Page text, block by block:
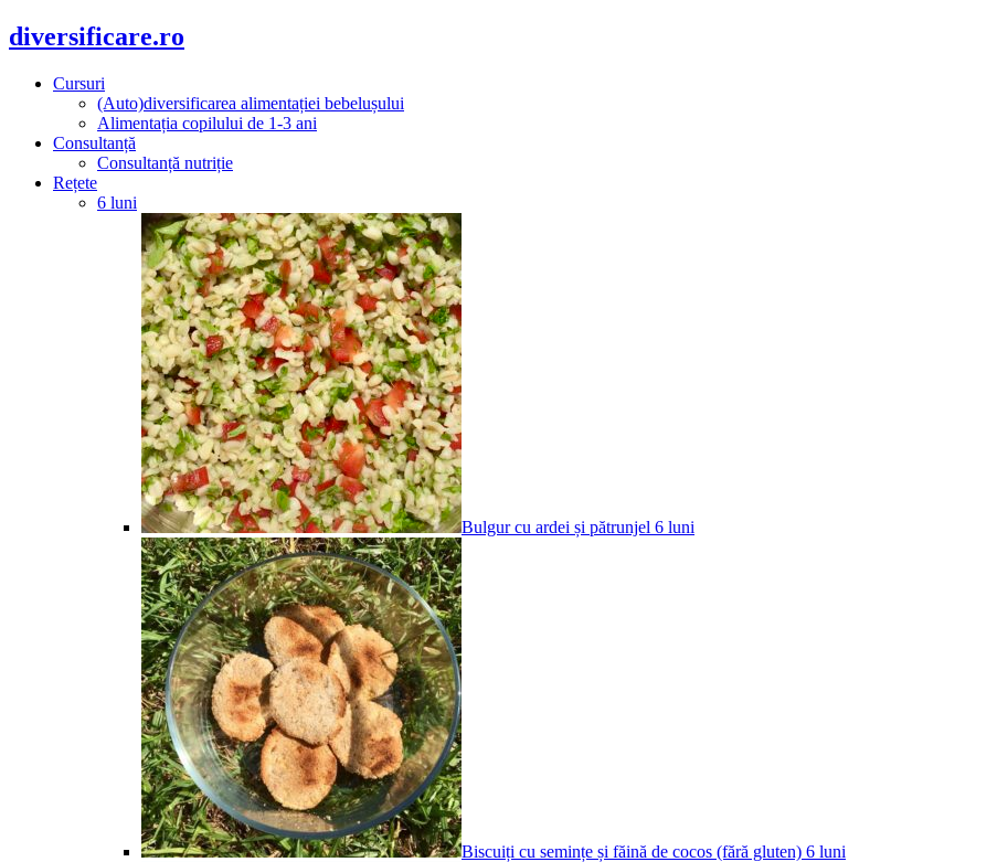
diversificare.ro
Cursuri
(Auto)diversificarea alimentației bebelușului
Alimentația copilului de 1-3 ani
Consultanță
Consultanță nutriție
Rețete
6 luni
Bulgur cu ardei și pătrunjel 6 luni
Biscuiți cu semințe și făină de cocos (fără gluten) 6 luni